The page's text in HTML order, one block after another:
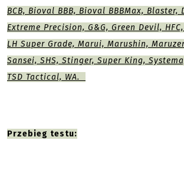
BCB, Bioval BBB, Bioval BBBMax, Blaster,
Extreme Precision, G&G, Green Devil,
LH Super Grade, Marui, Marushin,
Sansei, SHS, Stinger, Super King,
TSD Tactical, WA.
Przebieg testu: